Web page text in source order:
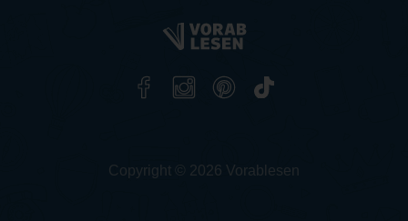
Copyright © 2026 Vorablesen